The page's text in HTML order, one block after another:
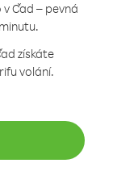
Čad – pevná
získáte
volání.